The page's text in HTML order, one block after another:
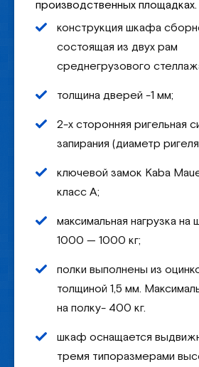
производственных площадках.
конструкция шкафа
состоящая из двух рам
среднегрузового
толщина дверей -1 мм;
2-х сторонняя ригельная
запирания (диаметр
ключевой замок Kaba
класс A;
максимальная нагрузка
1000 — 1000 кг;
полки выполнены из
толщиной 1,5 мм.
на полку- 400 кг.
шкаф оснащается
тремя типоразмерами